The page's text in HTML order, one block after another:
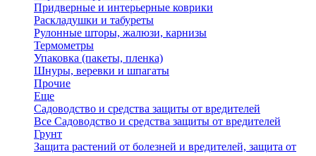
Придверные и интерьерные коврики
Раскладушки и табуреты
Рулонные шторы, жалюзи, карнизы
Термометры
Упаковка (пакеты, пленка)
Шнуры, веревки и шпагаты
Прочие
Еще
Садоводство и средства защиты от вредителей
Все Садоводство и средства защиты от вредителей
Грунт
Защита растений от болезней и вредителей, защита от